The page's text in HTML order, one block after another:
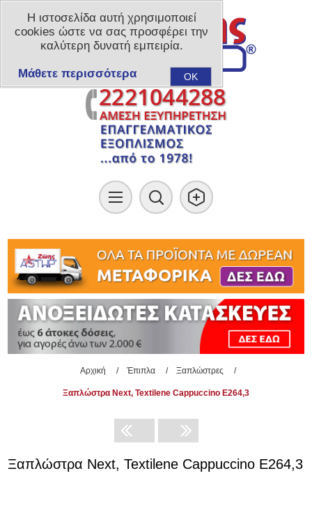
Αρχική / Έπιπλα / Ξαπλώστρες /
Ξαπλώστρα Next, Textilene Cappuccino Ε264,3
Ξαπλώστρα Next, Textilene Cappuccino Ε264,3
Η ιστοσελίδα αυτή χρησιμοποιεί
cookies ώστε να σας προσφέρει την
καλύτερη δυνατή εμπειρία.
OK
Μάθετε περισσότερα